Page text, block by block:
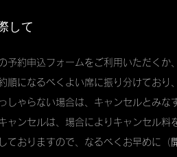
して
予約申込フォームをご利用いただく
順になるべくよい席に振り分けており
しゃらない場合は、キャンセルとみな
ャンセルは、場合によりキャンセル料
ておりますので、なるべくお早めに（